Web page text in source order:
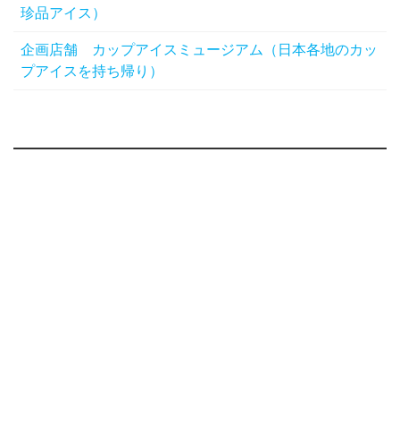
珍品アイス）
企画店舗 カップアイスミュージアム（日本各地のカッ
プアイスを持ち帰り）